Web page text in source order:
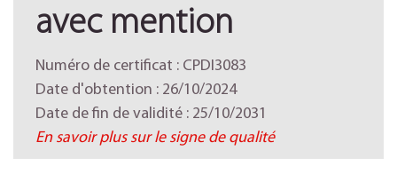
avec mention
Numéro de certificat : CPDI3083
Date d'obtention : 26/10/2024
Date de fin de validité : 25/10/2031
En savoir plus sur le signe de qualité